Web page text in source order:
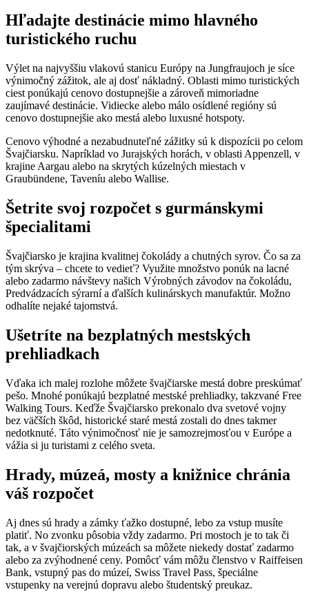
Hľadajte destinácie mimo hlavného
turistického ruchu
Výlet na najvyššiu vlakovú stanicu Európy na Jungfraujoch je síce
výnimočný zážitok, ale aj dosť nákladný. Oblasti mimo turistických
ciest ponúkajú cenovo dostupnejšie a zároveň mimoriadne
zaujímavé destinácie. Vidiecke alebo málo osídlené regióny sú
cenovo dostupnejšie ako mestá alebo luxusné hotspoty.
Cenovo výhodné a nezabudnuteľné zážitky sú k dispozícii po celom
Švajčiarsku. Napríklad vo Jurajských horách, v oblasti Appenzell, v
krajine Aargau alebo na skrytých kúzelných miestach v
Graubündene, Taveníu alebo Wallise.
Šetrite svoj rozpočet s gurmánskymi
špecialitami
Švajčiarsko je krajina kvalitnej čokolády a chutných syrov. Čo sa za
tým skrýva – chcete to vedieť? Využite množstvo ponúk na lacné
alebo zadarmo návštevy našich Výrobných závodov na čokoládu,
Predvádzacích sýrarní a ďalších kulinárskych manufaktúr. Možno
odhalíte nejaké tajomstvá.
Ušetríte na bezplatných mestských
prehliadkach
Vďaka ich malej rozlohe môžete švajčiarske mestá dobre preskúmať
pešo. Mnohé ponúkajú bezplatné mestské prehliadky, takzvané Free
Walking Tours. Keďže Švajčiarsko prekonalo dva svetové vojny
bez väčších škôd, historické staré mestá zostali do dnes takmer
nedotknuté. Táto výnimočnosť nie je samozrejmosťou v Európe a
vážia si ju turistami z celého sveta.
Hrady, múzeá, mosty a knižnice chránia
váš rozpočet
Aj dnes sú hrady a zámky ťažko dostupné, lebo za vstup musíte
platiť. No zvonku pôsobia vždy zadarmo. Pri mostoch je to tak či
tak, a v švajčiorských múzeách sa môžete niekedy dostať zadarmo
alebo za zvýhodnené ceny. Pomôcť vám môžu členstvo v Raiffeisen
Bank, vstupný pas do múzeí, Swiss Travel Pass, špeciálne
vstupenky na verejnú dopravu alebo študentský preukaz.